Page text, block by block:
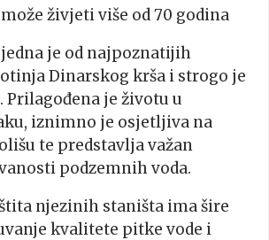
živjeti više od 70 godina
je od najpoznatijih
Dinarskog krša i strogo je
Prilagođena je životu u
iznimno je osjetljiva na
te predstavlja važan
podzemnih voda.
njezinih staništa ima šire
kvalitete pitke vode i